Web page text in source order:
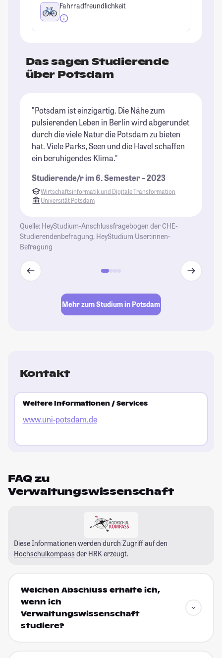
Fahrradfreundlichkeit
Das sagen Studierende
über Potsdam
"Potsdam ist einzigartig. Die Nähe zum
pulsierenden Leben in Berlin wird abgerundet
durch die viele Natur die Potsdam zu bieten
hat. Viele Parks, Seen und die Havel schaffen
ein beruhigendes Klima."
Studierende/r im 6. Semester – 2023
Wirtschaftsinformatik und Digitale Transformation
Universität Potsdam
Quelle: HeyStudium-Anschlussfragebogen der CHE-
Studierendenbefragung, HeyStudium User:innen-
Befragung
Mehr zum Studium in Potsdam
Kontakt
Weitere Informationen / Services
www.uni-potsdam.de
FAQ zu
Verwaltungswissenschaft
Diese Informationen werden durch Zugriff auf den
Hochschulkompass der HRK erzeugt.
Welchen Abschluss erhalte ich,
wenn ich
Verwaltungswissenschaft
studiere?